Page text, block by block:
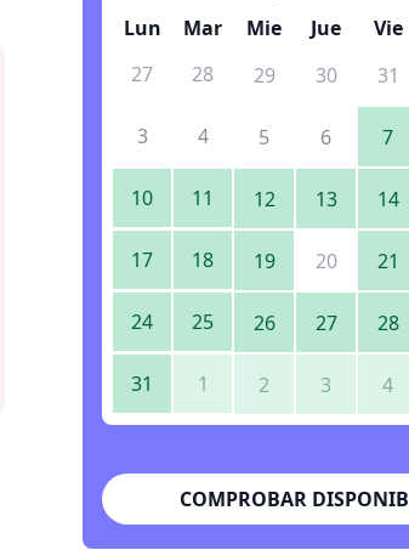
Lun Mar Mie Jue Vie
27
28 29 30 31
3 4 5 6 7
10 11 12 13 14
17 18 19 20 21
24 25 26 27 28
31 1 2 3 4
COMPROBAR